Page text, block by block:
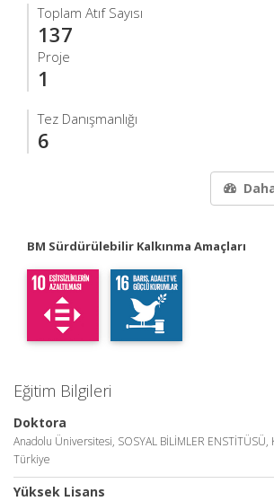
Toplam Atıf Sayısı
137
Proje
1
Tez Danışmanlığı
6
BM Sürdürülebilir Kalkınma Amaçları
Eğitim Bilgileri
Doktora
Anadolu Üniversitesi, SOSYAL BİLİMLER
Türkiye
Yüksek Lisans